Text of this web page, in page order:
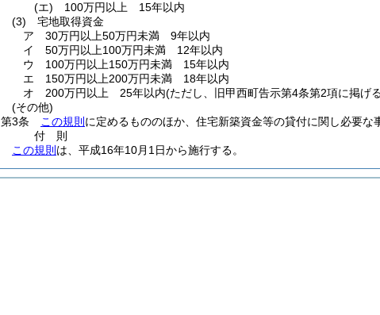
(エ)
100万円以上 15年以内
(3)
宅地取得資金
ア
30万円以上50万円未満 9年以内
イ
50万円以上100万円未満 12年以内
ウ
100万円以上150万円未満 15年以内
エ
150万円以上200万円未満 18年以内
オ
200万円以上 25年以内(ただし、旧甲西町告示第4条第2項に掲げ
(その他)
第3条
この規則 に定めるもののほか、住宅新築資金等の貸付に関し必要な
付 則
この規則 は、平成16年10月1日から施行する。